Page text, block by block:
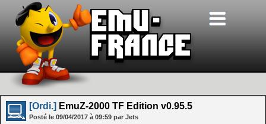
[Ordi.] EmuZ-2000 TF Edition v0.95.5
Posté le 09/04/2017 à 09:59 par Jets